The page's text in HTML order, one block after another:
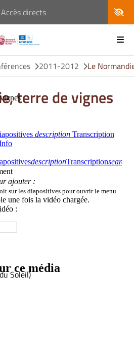
Accès directs
2011-2012 Le
terre de vignes
Soleil)